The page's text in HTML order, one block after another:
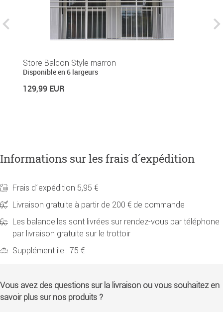
Store Balcon Style marron
Disponible en 6 largeurs
129,99 EUR
Informations sur les frais d´expédition
Frais d´expédition 5,95 €
Livraison gratuite à partir de 200 € de commande
Les balancelles sont livrées sur rendez-vous par téléphone
par livraison gratuite sur le trottoir
Supplément île : 75 €
Vous avez des questions sur la livraison ou vous souhaitez en
savoir plus sur nos produits ?